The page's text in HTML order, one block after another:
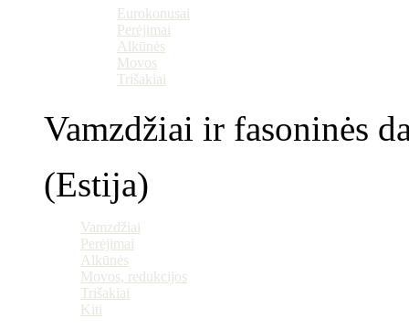
Eurokonusai
Perėjimai
Alkūnės
Movos
Trišakiai
Vamzdžiai ir fasoninės
(Estija)
Vamzdžiai
Perėjimai
Alkūnės
Movos, redukcijos
Trišakiai
Kiti